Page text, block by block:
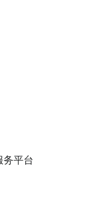
务平台